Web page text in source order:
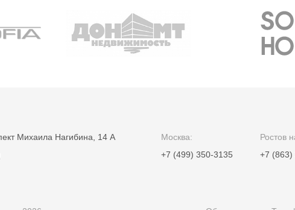
Михаила Нагибина, 14 А
Москва:
+7 (499) 350-3135
Ростов
+7 (863)